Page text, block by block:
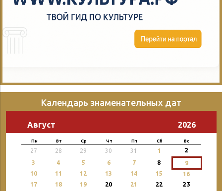
Календарь знаменательных дат
Август 2026
Пн Вт Ср Чт Пт Сб Вс
27 28 29 30 31 1 2
3 4 5 6 7 8
9
10
11 12 13 14 15
16
17
18 19 20 21 22 23